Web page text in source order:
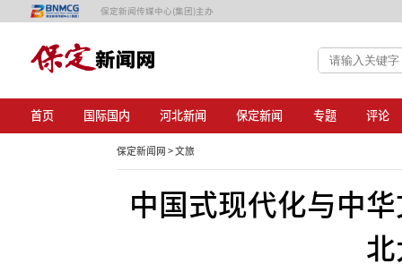
保定新闻传媒中心(集团)主办
首页 国际国内 河北新闻 保定新闻 专题 评论
保定新闻网 >文旅
中国式现代化与中